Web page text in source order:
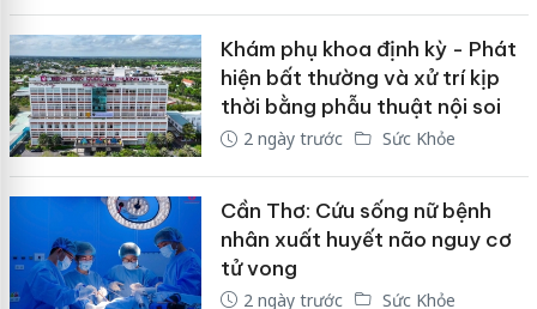
Khám phụ khoa định kỳ - Phát
hiện bất thường và xử trí kịp
thời bằng phẫu thuật nội soi
2 ngày trước Sức Khỏe
Cần Thơ: Cứu sống nữ bệnh
nhân xuất huyết não nguy cơ
tử vong
2 ngày trước Sức Khỏe